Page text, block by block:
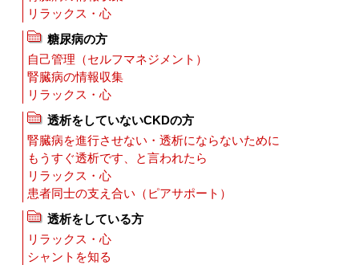
リラックス・心
糖尿病の方
自己管理（セルフマネジメント）
腎臓病の情報収集
リラックス・心
透析をしていないCKDの方
腎臓病を進行させない・透析にならないために
もうすぐ透析です、と言われたら
リラックス・心
患者同士の支え合い（ピアサポート）
透析をしている方
リラックス・心
シャントを知る